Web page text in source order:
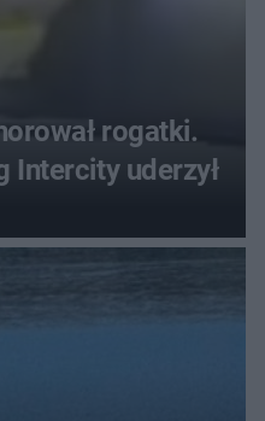
rogatki.
Intercity uderzył